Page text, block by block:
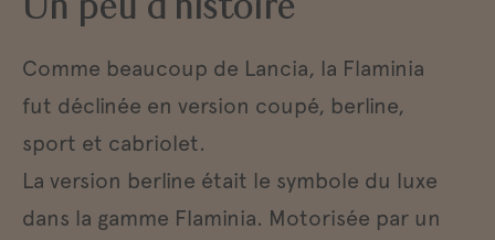
Un peu d'histoire
Comme beaucoup de Lancia, la Flaminia
fut déclinée en version coupé, berline,
sport et cabriolet.
La version berline était le symbole du luxe
dans la gamme Flaminia. Motorisée par un